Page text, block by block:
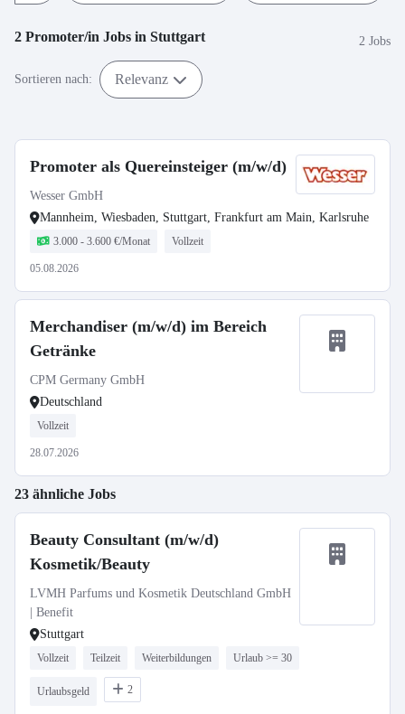
2 Promoter/in Jobs in Stuttgart 2 Jobs
Sortieren nach: Relevanz
Promoter als Quereinsteiger (m/w/d)
Wesser GmbH
Mannheim, Wiesbaden, Stuttgart, Frankfurt am Main, Karlsruhe
3.000 - 3.600 €/Monat Vollzeit
05.08.2026
Merchandiser (m/w/d) im Bereich
Getränke
CPM Germany GmbH
Deutschland
Vollzeit
28.07.2026
23 ähnliche Jobs
Beauty Consultant (m/w/d)
Kosmetik/Beauty
LVMH Parfums und Kosmetik Deutschland GmbH
| Benefit
Stuttgart
Vollzeit Teilzeit Weiterbildungen Urlaub >= 30
Urlaubsgeld 2